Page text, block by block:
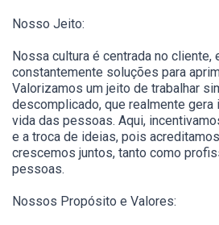
Nosso Jeito:
Nossa cultura é centrada no cliente,
constantemente soluções para
Valorizamos um jeito de trabalhar
descomplicado, que realmente
vida das pessoas. Aqui,
e a troca de ideias, pois
crescemos juntos, tanto como
pessoas.
Nossos Propósito e Valores: